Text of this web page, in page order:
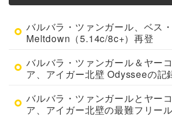
バルバラ・ツァンガール、ベス
Meltdown（5.14c/8c+）再登
バルバラ・ツァンガール＆ヤー
ア、アイガー北壁 Odysseeの記
バルバラ・ツァンガールとヤー
ア、アイガー北壁の最難フリー